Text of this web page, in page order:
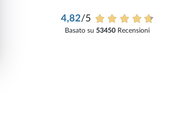
4,82/5
Basato su53450 Recensioni